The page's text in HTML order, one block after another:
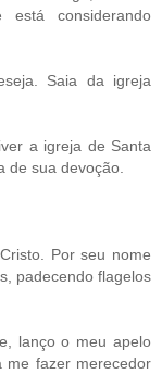
está considerando
Saia da igreja
a igreja de Santa
de sua devoção.
Por seu nome
padecendo flagelos
lanço o meu apelo
me fazer merecedor